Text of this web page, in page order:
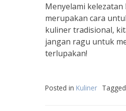
Menyelami
merupakan cara
kuliner tradisional,
jangan ragu untuk
terlupakan!
Posted in Kuliner Tagged